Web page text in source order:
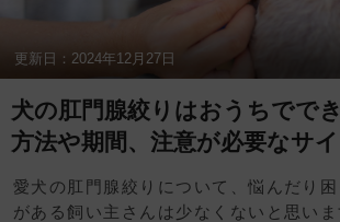
更新日： 2024年12月27日
犬の肛門腺絞りはおうちでで
方法や期間、注意が必要なサ
愛犬の肛門腺絞りについて、悩んだり
がある飼い主さんは少なくないと思い